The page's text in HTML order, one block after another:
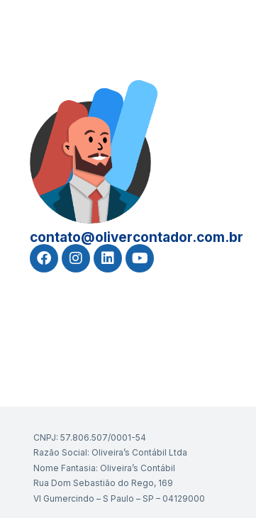
contato@olivercontador.com.br
CNPJ: 57.806.507/0001-54
Razão Social: Oliveira’s Contábil Ltda
Nome Fantasia: Oliveira’s Contábil
Rua Dom Sebastião do Rego, 169
Vl Gumercindo – S Paulo – SP – 04129000